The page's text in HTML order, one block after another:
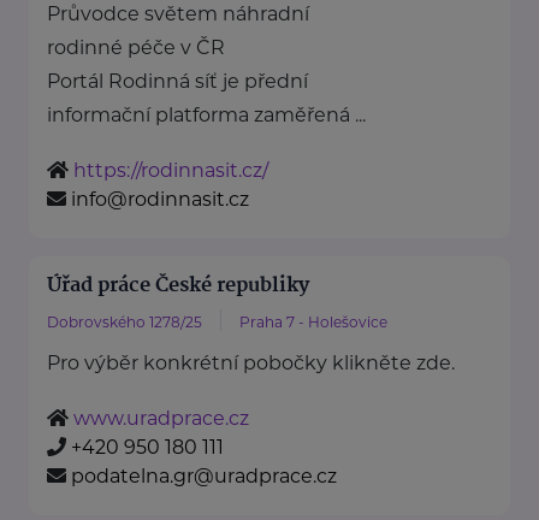
Průvodce světem náhradní
rodinné péče v ČR
Portál Rodinná síť je přední
informační platforma zaměřená ...
https://rodinnasit.cz/
info@rodinnasit.cz
Úřad práce České republiky
Dobrovského 1278/25 Praha 7 - Holešovice
Pro výběr konkrétní pobočky klikněte zde.
www.uradprace.cz
+420 950 180 111
podatelna.gr@uradprace.cz